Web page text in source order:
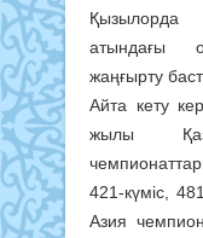
Қызылорда
атындағы
жаңғырту
Айта кету
жылы
421-күміс,
Азия